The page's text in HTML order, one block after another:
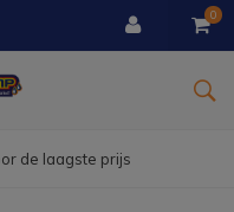
0
de laagste prijs